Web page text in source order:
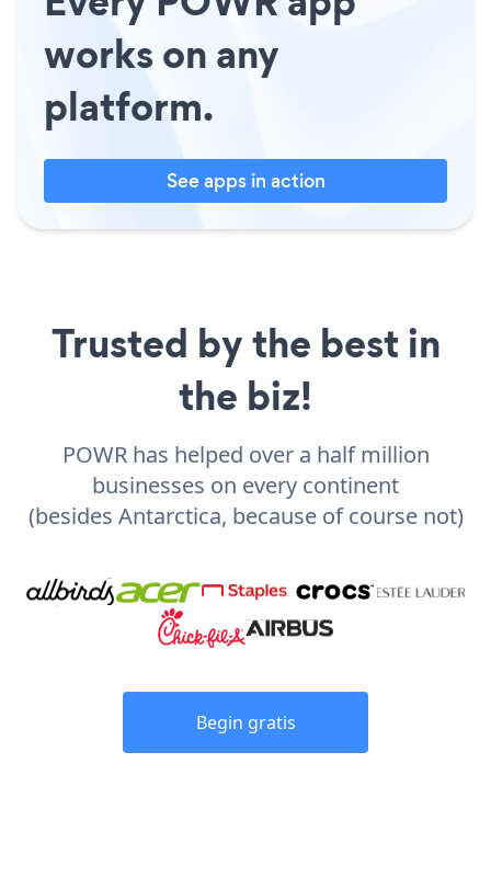
works on any
platform.
See apps in action
Trusted by the best in
the biz!
POWR has helped over a half million
businesses on every continent
(besides Antarctica, because of course not)
Begin gratis